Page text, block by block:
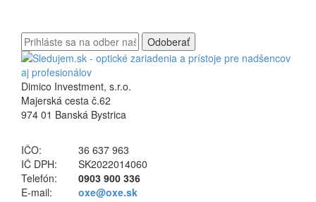
Odoberať
Dimico Investment, s.r.o.
Majerská cesta č.62
974 01 Banská Bystrica
IČO:
36 637 963
IČ DPH:
SK2022014060
Telefón:
0903 900 336
E-mail:
oxe@oxe.sk